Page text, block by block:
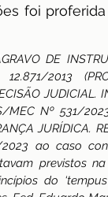
foi
DE
2013
JUDICIAL.
MEC Nº 531/
2023 ao caso
previstos
do